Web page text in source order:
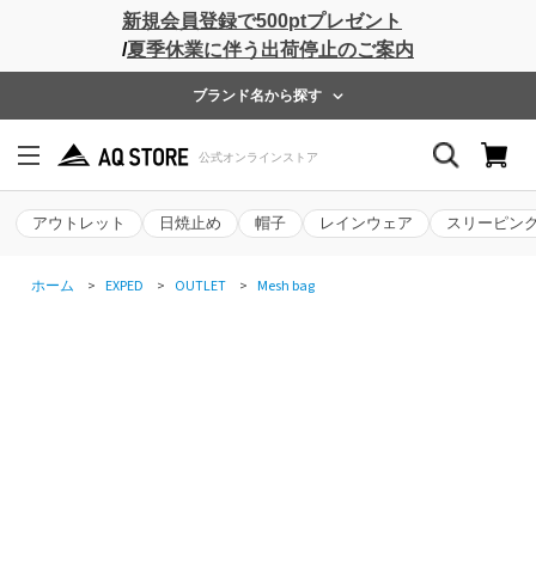
新規会員登録で500ptプレゼント
/夏季休業に伴う出荷停止のご案内
ブランド名から探す
アウトレット 日焼止め 帽子 レインウェア スリーピン
ホーム > EXPED > OUTLET > Mesh bag